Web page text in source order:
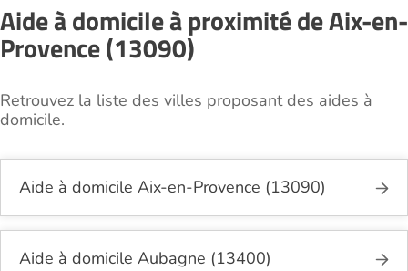
Aide à domicile à proximité de Aix-en-
Provence (13090)
Retrouvez la liste des villes proposant des aides à
domicile.
Aide à domicile Aix-en-Provence (13090)
Aide à domicile Aubagne (13400)